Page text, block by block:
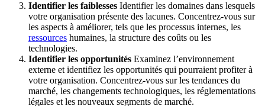
Identifier les faiblesses Identifier les domaines dans lesquels
votre organisation présente des lacunes. Concentrez-vous sur
les aspects à améliorer, tels que les processus internes, les
ressources humaines, la structure des coûts ou les
technologies.
Identifier les opportunités Examinez l’environnement
externe et identifiez les opportunités qui pourraient profiter à
votre organisation. Concentrez-vous sur les tendances du
marché, les changements technologiques, les réglementations
légales et les nouveaux segments de marché.